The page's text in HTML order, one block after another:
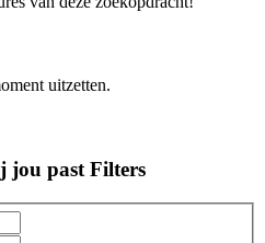
uitzetten.
jou past Filters